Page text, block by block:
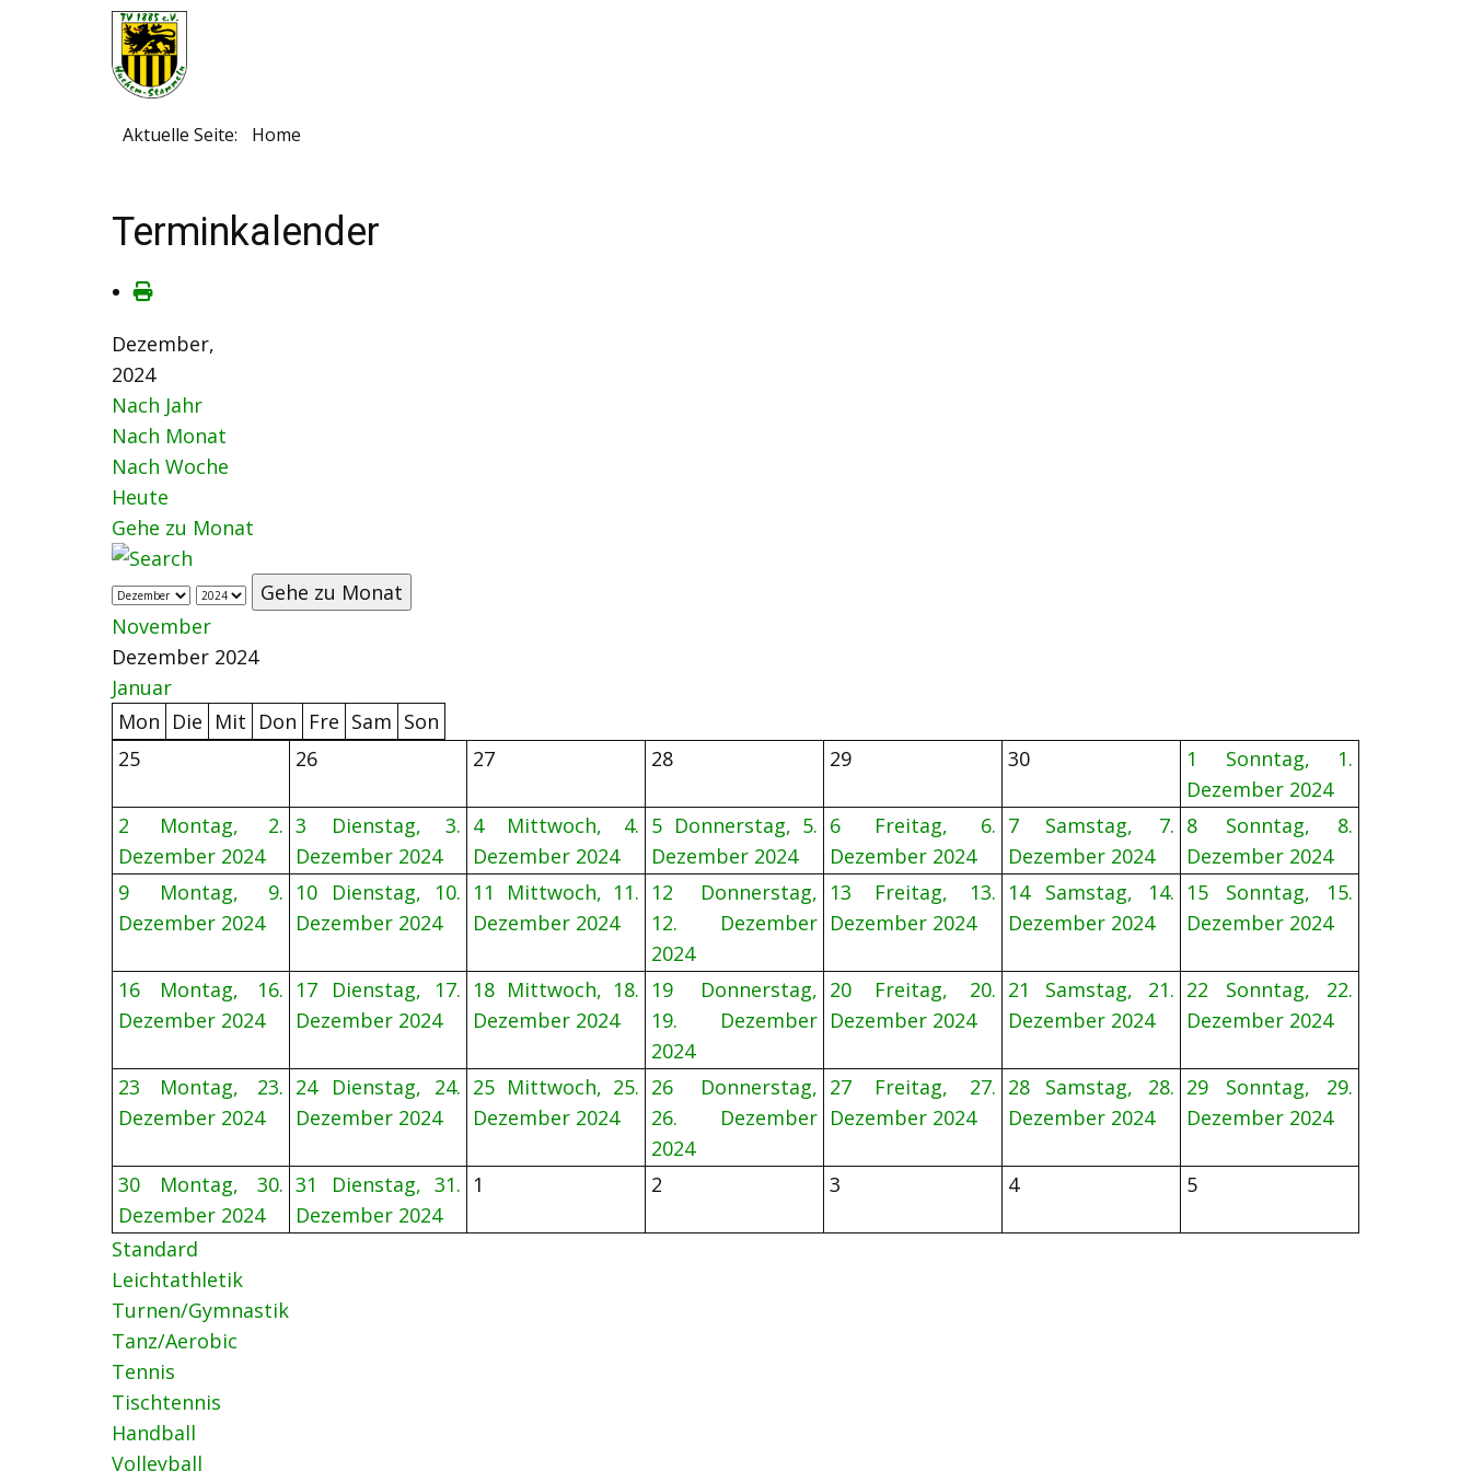
Aktuelle Seite: Home
Terminkalender
Dezember,
2024
Nach Jahr
Nach Monat
Nach Woche
Heute
Gehe zu Monat
Gehe zu Monat
November
Dezember 2024
Januar
Mon Die Mit Don Fre Sam Son
25
26 27 28 29 30 1
Sonntag, 1.
Dezember 2024
2
Montag, 2.
Dezember 2024
3
Dienstag, 3.
Dezember 2024
4
Mittwoch, 4.
Dezember 2024
5 Donnerstag, 5.
Dezember 2024
6
Freitag, 6.
Dezember 2024
7
Samstag, 7.
Dezember 2024
8
Sonntag, 8.
Dezember 2024
9
Montag, 9.
Dezember 2024
10
Dienstag, 10.
Dezember 2024
11
Mittwoch, 11.
Dezember 2024
12
Donnerstag,
12. Dezember
2024
13
Freitag, 13.
Dezember 2024
14
Samstag, 14.
Dezember 2024
15
Sonntag, 15.
Dezember 2024
16
Montag, 16.
Dezember 2024
17
Dienstag, 17.
Dezember 2024
18 Mittwoch, 18.
Dezember 2024
19
Donnerstag,
19. Dezember
2024
20
Freitag, 20.
Dezember 2024
21
Samstag, 21.
Dezember 2024
22
Sonntag, 22.
Dezember 2024
23
Montag, 23.
Dezember 2024
24
Dienstag, 24.
Dezember 2024
25 Mittwoch, 25.
Dezember 2024
26
Donnerstag,
26. Dezember
2024
27
Freitag, 27.
Dezember 2024
28
Samstag, 28.
Dezember 2024
29
Sonntag, 29.
Dezember 2024
30
Montag, 30.
Dezember 2024
31
Dienstag, 31.
Dezember 2024
1 2 3 4 5
Standard
Leichtathletik
Turnen/Gymnastik
Tanz/Aerobic
Tennis
Tischtennis
Handball
Volleyball